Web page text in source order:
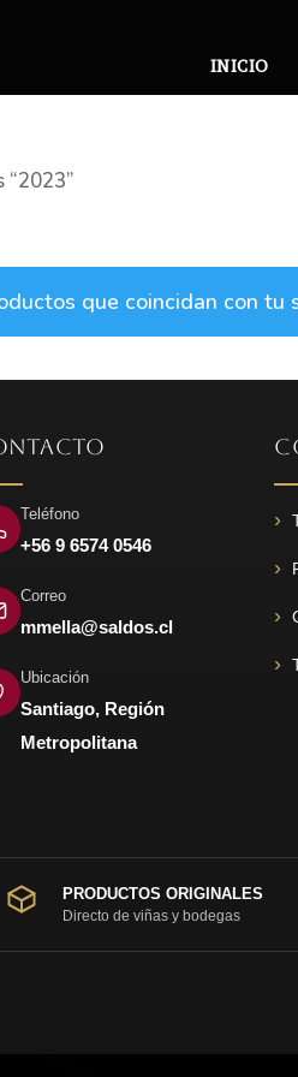
INICIO
que coincidan con tu
Teléfono
+56 9 6574 0546
Correo
mmella@saldos.cl
Ubicación
Santiago, Región
Metropolitana
PRODUCTOS ORIGINALES
Directo de viñas y bodegas